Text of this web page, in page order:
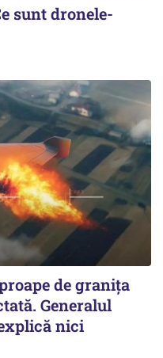
sunt dronele-
de granița
Generalul
nici